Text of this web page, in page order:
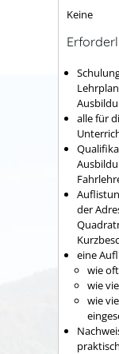
Keine
alle für
der
eine
wie
wie
wie